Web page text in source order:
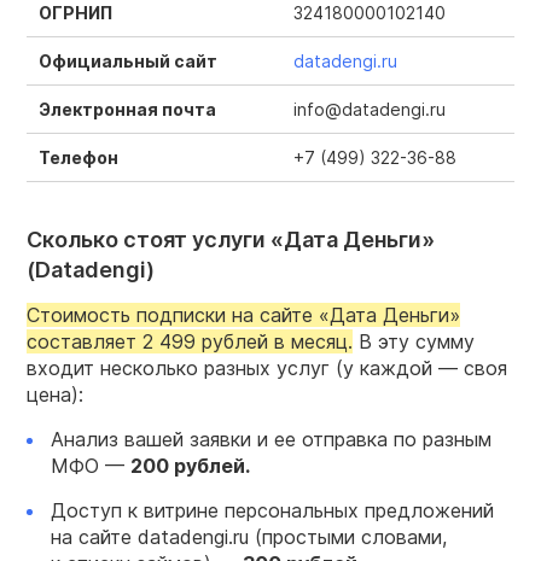
ОГРНИП 324180000102140
Официальный сайт datadengi.ru
Электронная почта info@datadengi.ru
Телефон +7 (499) 322-36-88
Сколько стоят услуги «Дата Деньги»
(Datadengi)
Стоимость подписки на сайте «Дата Деньги»
составляет 2 499 рублей в месяц. В эту сумму
входит несколько разных услуг (у каждой — своя
цена):
Анализ вашей заявки и ее отправка по разным
МФО — 200 рублей.
Доступ к витрине персональных предложений
на сайте datadengi.ru (простыми словами,